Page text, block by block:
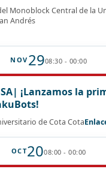
Monoblock Central de la
Andrés
NOV 2908:30 - 00:00
¡Lanzamos la
de Cota Cota
OCT2008:00 - 00:00